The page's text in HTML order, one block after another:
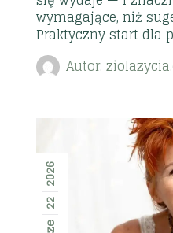
wymagające, niż
Praktyczny start dla
Autor:
cze
22
2026